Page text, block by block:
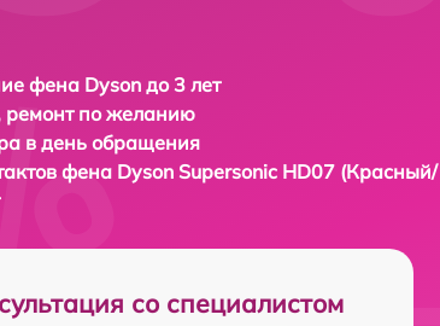
фена Dyson до 3 лет
ремонт по желанию
в день обращения
фена Dyson Supersonic HD07 (Красный/
со специалистом